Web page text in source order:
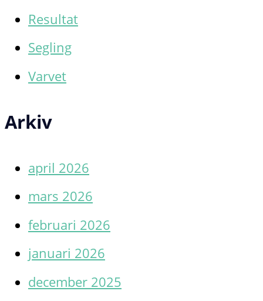
Resultat
Segling
Varvet
Arkiv
april 2026
mars 2026
februari 2026
januari 2026
december 2025